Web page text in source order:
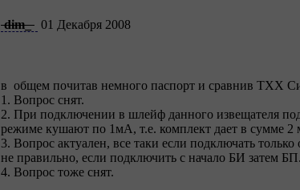
dim_ 01 Декабря 2008
в общем почитав немного паспорт и сравнив ТХХ
1. Вопрос снят.
2. При подключении в шлейф данного извещателя
режиме кушают по 1мА, т.е. комплект дает в сумме
3. Вопрос актуален, все таки если подключать
не правильно, если подключить с начало БИ затем БП.
4. Вопрос тоже снят.